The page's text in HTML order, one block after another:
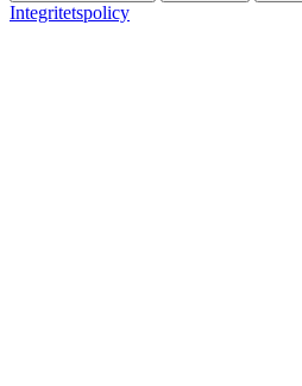
Integritetspolicy